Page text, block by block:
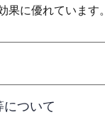
果に優れています。
ついて